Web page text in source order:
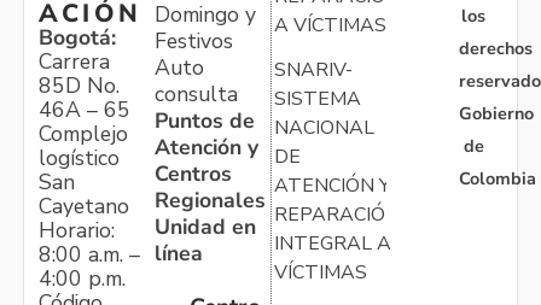
ACIÓN
Bogotá:
Carrera
85D No.
46A – 65
Complejo
logístico
San
Cayetano
Horario:
8:00 a.m. –
4:00 p.m.
Domingo y
Festivos
Auto
consulta
Puntos de
Atención y
Centros
Regionales
Unidad en
línea
A VÍCTIMAS
SNARIV-
SISTEMA
NACIONAL
DE
ATENCIÓN Y
REPARACIÓN
INTEGRAL A
VÍCTIMAS
los
derechos
Gobierno
de
Colombia